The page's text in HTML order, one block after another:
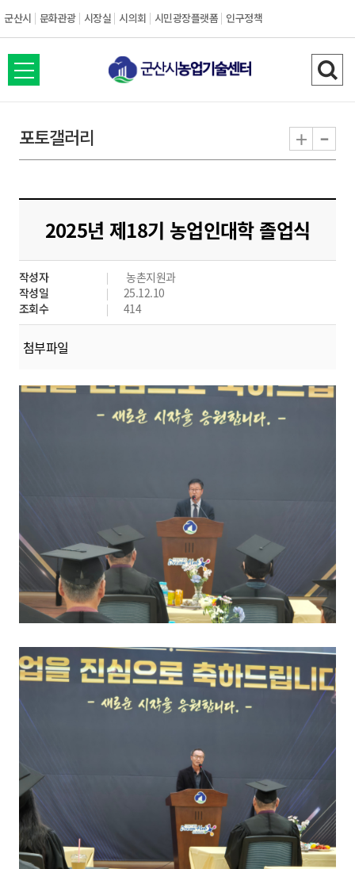
군산시 문화관광 시장실 시의회 시민광장플랫폼 인구정책
전
체
뉴
열
검
색
기
포토갤러리 + -
2025년 제18기 농업인대학 졸업식
작성자
농촌지원과
작성일
25.12.10
조회수
414
첨부파일